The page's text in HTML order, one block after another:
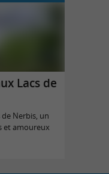
Lacs de
Nerbis, un
et amoureux